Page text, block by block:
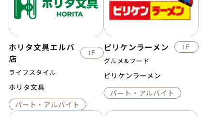
ホリタ文具エルパ
店
1F
ライフスタイル
ホリタ文具
パート・アルバイト
ピリケンラーメン 1F
グルメ&フード
ピリケンラーメン
パート・アルバイト